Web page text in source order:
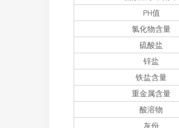
PH值
氯化物含量
硫酸盐
锌盐
铁盐含量
重金属含量
酸溶物
灰份